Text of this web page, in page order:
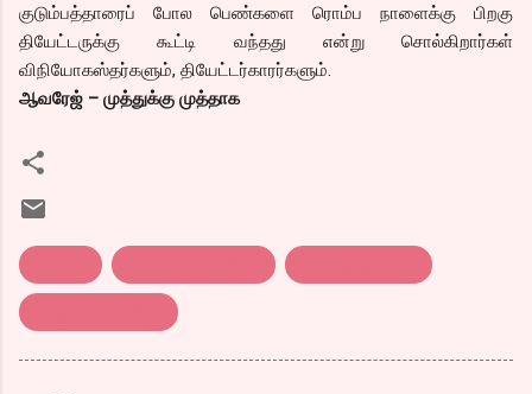
குடும்பத்தாரைப் போல பெண்களை ரொம்ப நாளைக்கு பிறகு
தியேட்டருக்கு கூட்டி வந்தது என்று சொல்கிறார்கள்
விநியோகஸ்தர்களும், தியேட்டர்காரர்களும்.
ஆவரேஜ் – முத்துக்கு முத்தாக